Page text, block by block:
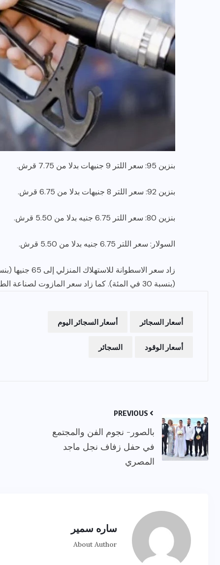
بنزين 95: سعر اللتر 9 جنيهات بدلا من 7.75 قرش.
بنزين 92: سعر اللتر 8 جنيهات بدلا من 6.75 قرش.
بنزين 80: سعر اللتر 6.75 جنيه بدلا من 5.50 قرش.
السولار: سعر اللتر 6.75 جنيه بدلا من 5.50 قرش.
(بنسبة 30 في المئة). كما زاد سعر المازوت لصناعة الطوب ليصل سعر الطن الي 4500 جنيه.
أسعار السجائر أسعار السجائر اليوم
أسعار الوقود السجائر
بالصور- نجوم الفن والمجتمع
في حفل زفاف نجل ماجد
المصري
ساره سمير
About Author